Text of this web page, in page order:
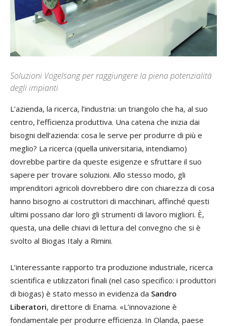
Soluzioni Vogelsang per raggiungere la piena potenzialità
degli impianti
L’azienda, la ricerca, l’industria: un triangolo che ha, al suo
centro, l’efficienza produttiva. Una catena che inizia dai
bisogni dell’azienda: cosa le serve per produrre di più e
meglio? La ricerca (quella universitaria, intendiamo)
dovrebbe partire da queste esigenze e sfruttare il suo
sapere per trovare soluzioni. Allo stesso modo, gli
imprenditori agricoli dovrebbero dire con chiarezza di cosa
hanno bisogno ai costruttori di macchinari, affinché questi
ultimi possano dar loro gli strumenti di lavoro migliori. È,
questa, una delle chiavi di lettura del convegno che si è
svolto al Biogas Italy a Rimini.
L’interessante rapporto tra produzione industriale, ricerca
scientifica e utilizzatori finali (nel caso specifico: i produttori
di biogas) è stato messo in evidenza da Sandro
Liberatori, direttore di Enama. «L’innovazione è
fondamentale per produrre efficienza. In Olanda, paese